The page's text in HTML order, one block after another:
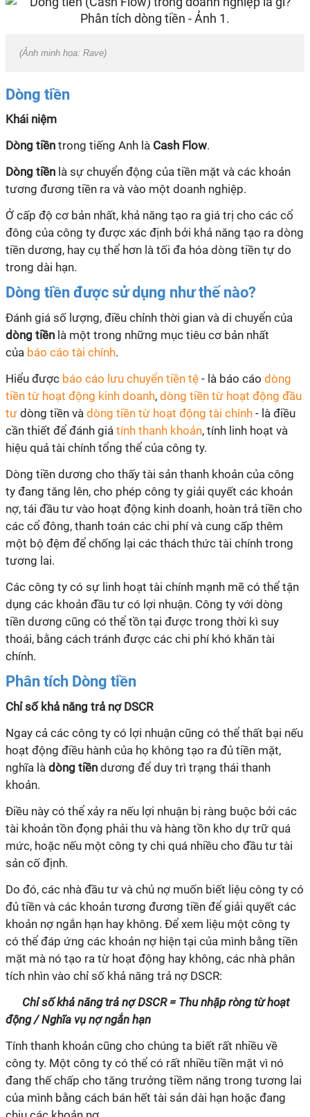
(Ảnh minh họa: Rave)
Dòng tiền
Khái niệm
Dòng tiền trong tiếng Anh là Cash Flow.
Dòng tiền là sự chuyển động của tiền mặt và các khoản
tương đương tiền ra và vào một doanh nghiệp.
Ở cấp độ cơ bản nhất, khả năng tạo ra giá trị cho các cổ
đông của công ty được xác định bởi khả năng tạo ra dòng
tiền dương, hay cụ thể hơn là tối đa hóa dòng tiền tự do
trong dài hạn.
Dòng tiền được sử dụng như thế nào?
Đánh giá số lượng, điều chỉnh thời gian và di chuyển của
dòng tiền là một trong những mục tiêu cơ bản nhất
của báo cáo tài chính.
Hiểu được báo cáo lưu chuyển tiền tệ - là báo cáo dòng
tiền từ hoạt động kinh doanh, dòng tiền từ hoạt động đầu
tư dòng tiền và dòng tiền từ hoạt động tài chính - là điều
cần thiết để đánh giá tính thanh khoản, tính linh hoạt và
hiệu quả tài chính tổng thể của công ty.
Dòng tiền dương cho thấy tài sản thanh khoản của công
ty đang tăng lên, cho phép công ty giải quyết các khoản
nợ, tái đầu tư vào hoạt động kinh doanh, hoàn trả tiền cho
các cổ đông, thanh toán các chi phí và cung cấp thêm
một bộ đệm để chống lại các thách thức tài chính trong
tương lai.
Các công ty có sự linh hoạt tài chính mạnh mẽ có thể tận
dụng các khoản đầu tư có lợi nhuận. Công ty với dòng
tiền dương cũng có thể tồn tại được trong thời kì suy
thoái, bằng cách tránh được các chi phí khó khăn tài
chính.
Phân tích Dòng tiền
Chỉ số khả năng trả nợ DSCR
Ngay cả các công ty có lợi nhuận cũng có thể thất bại nếu
hoạt động điều hành của họ không tạo ra đủ tiền mặt,
nghĩa là dòng tiền dương để duy trì trạng thái thanh
khoản.
Điều này có thể xảy ra nếu lợi nhuận bị ràng buộc bởi các
tài khoản tồn đọng phải thu và hàng tồn kho dự trữ quá
mức, hoặc nếu một công ty chi quá nhiều cho đầu tư tài
sản cố định.
Do đó, các nhà đầu tư và chủ nợ muốn biết liệu công ty có
đủ tiền và các khoản tương đương tiền để giải quyết các
khoản nợ ngắn hạn hay không. Để xem liệu một công ty
có thể đáp ứng các khoản nợ hiện tại của mình bằng tiền
mặt mà nó tạo ra từ hoạt động hay không, các nhà phân
tích nhìn vào chỉ số khả năng trả nợ DSCR:
Chỉ số khả năng trả nợ DSCR = Thu nhập ròng từ hoạt
động / Nghĩa vụ nợ ngắn hạn
Tính thanh khoản cũng cho chúng ta biết rất nhiều về
công ty. Một công ty có thể có rất nhiều tiền mặt vì nó
đang thế chấp cho tăng trưởng tiềm năng trong tương lai
của mình bằng cách bán hết tài sản dài hạn hoặc đang